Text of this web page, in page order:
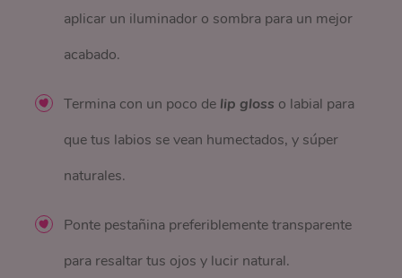
aplicar un iluminador o sombra para un mejor
acabado.
Termina con un poco de lip gloss o labial para
que tus labios se vean humectados, y súper
naturales.
Ponte pestañina preferiblemente transparente
para resaltar tus ojos y lucir natural.